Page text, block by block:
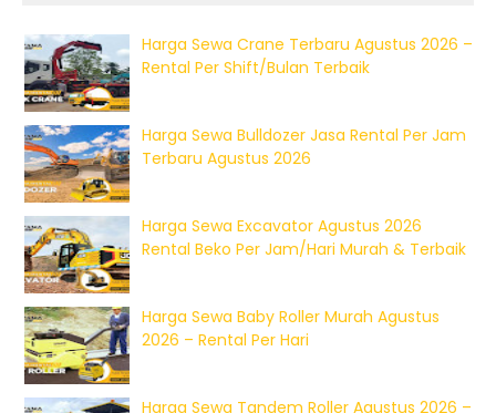
Harga Sewa Crane Terbaru Agustus 2026 –
Rental Per Shift/Bulan Terbaik
Harga Sewa Bulldozer Jasa Rental Per Jam
Terbaru Agustus 2026
Harga Sewa Excavator Agustus 2026
Rental Beko Per Jam/Hari Murah & Terbaik
Harga Sewa Baby Roller Murah Agustus
2026 – Rental Per Hari
Harga Sewa Tandem Roller Agustus 2026 –